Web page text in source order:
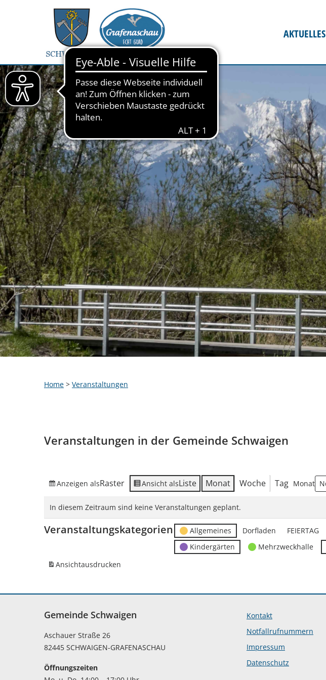
AKTUELLES
Home > Veranstaltungen
Veranstaltungen in der Gemeinde Schwaigen
Anzeigen alsRaster Ansicht alsListe Monat Woche Tag Monat
In diesem Zeitraum sind keine Veranstaltungen geplant.
Veranstaltungskategorien Allgemeines Dorfladen FEIERTAG
Kindergärten
Mehrzweckhalle
Ansichtausdrucken
Gemeinde Schwaigen
Aschauer Straße 26
82445 SCHWAIGEN-GRAFENASCHAU
Öffnungszeiten
Kontakt
Notfallrufnummern
Impressum
Datenschutz